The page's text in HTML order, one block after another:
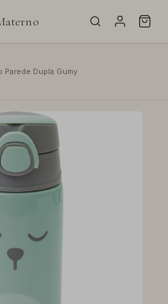
Parede Dupla Gumy